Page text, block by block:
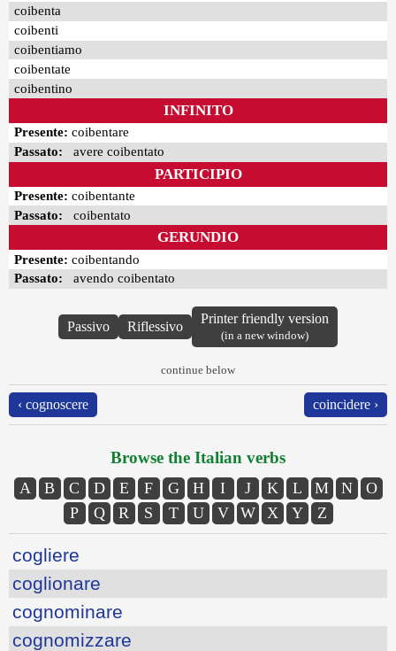
coibenta
coibenti
coibentiamo
coibentate
coibentino
INFINITO
Presente: coibentare
Passato: avere coibentato
PARTICIPIO
Presente: coibentante
Passato: coibentato
GERUNDIO
Presente: coibentando
Passato: avendo coibentato
Passivo Riflessivo
Printer friendly version
(in a new window)
continue below
‹ cognoscere coincidere ›
Browse the Italian verbs
A B C D E F G H I J K L M N
O
P
Q R S T U V W X Y Z
cogliere
coglionare
cognominare
cognomizzare